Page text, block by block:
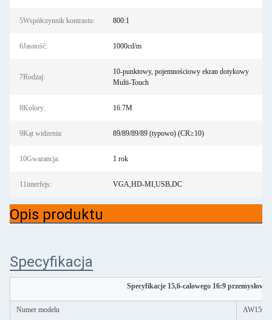
5Współczynnik kontrastu: 800:1
6Jasność: 1000cd/m
7Rodzaj:
10-punktowy, pojemnościowy ekran dotykowy
Multi-Touch
8Kolory: 16.7M
9Kąt widzenia: 89/89/89/89 (typowo) (CR≥10)
10Gwarancja: 1 rok
11interfejs: VGA,HD-MI,USB,DC
Opis produktu
Specyfikacja
Specyfikacje 15,6-calowego 16:9
Numer modelu